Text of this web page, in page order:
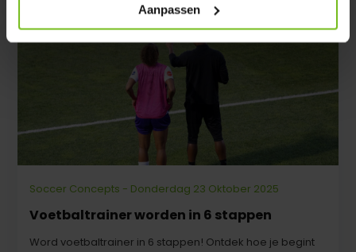
Aanpassen
Soccer Concepts - Donderdag 23 Oktober 2025
Voetbaltrainer worden in 6 stappen
Word voetbaltrainer in 6 stappen! Ontdek hoe je begint